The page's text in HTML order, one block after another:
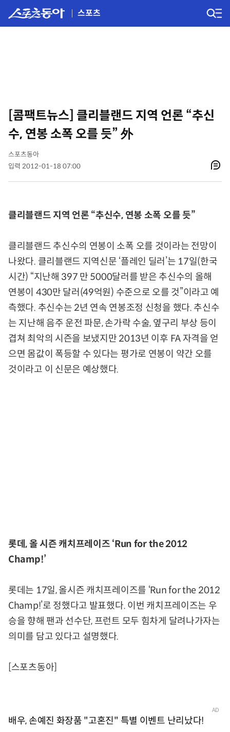
스포츠
[콤팩트뉴스] 클리블랜드 지역 언론 “추신
수, 연봉 소폭 오를 듯” 外
스포츠동아
입력 2012-01-18 07:00
클리블랜드 지역 언론 “추신수, 연봉 소폭 오를 듯”
클리블랜드 추신수의 연봉이 소폭 오를 것이라는 전망이
나왔다. 클리블랜드 지역신문 ‘플레인 딜러’는 17일(한국
시간) “지난해 397 만 5000달러를 받은 추신수의 올해
연봉이 430만 달러(49억원) 수준으로 오를 것”이라고 예
측했다. 추신수는 2년 연속 연봉조정 신청을 했다. 추신수
는 지난해 음주 운전 파문, 손가락 수술, 옆구리 부상 등이
겹쳐 최악의 시즌을 보냈지만 2013년 이후 FA 자격을 얻
으면 몸값이 폭등할 수 있다는 평가로 연봉이 약간 오를
것이라고 이 신문은 예상했다.
롯데, 올 시즌 캐치프레이즈 ‘Run for the 2012
Champ!’
롯데는 17일, 올시즌 캐치프레이즈를 ‘Run for the 2012
Champ!’로 정했다고 발표했다. 이번 캐치프레이즈는 우
승을 향해 팬과 선수단, 프런트 모두 힘차게 달려나가자는
의미를 담고 있다고 설명했다.
[스포츠동아]